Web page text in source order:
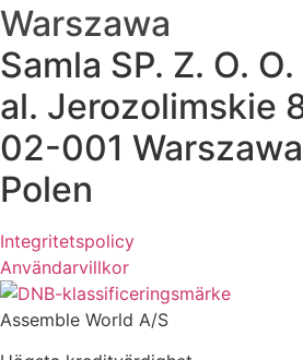
Warszawa
Samla SP. Z. O. O.
al. Jerozolimskie
02-001 Warszawa
Polen
Integritetspolicy
Användarvillkor
Assemble World A/S